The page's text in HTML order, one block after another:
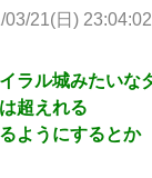
03/21(日)
ラル城みたいな
超えれる
ようにするとか